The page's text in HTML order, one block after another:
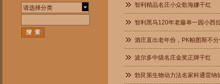
请选择分类 智利精品名庄小众歌海娜干红
智利黑马120年老藤单一园小西
酒庄直出老年份，PK帕图斯不
波尔多中级名庄金奖正牌干红
勃艮第生物动力法名家科通雷纳